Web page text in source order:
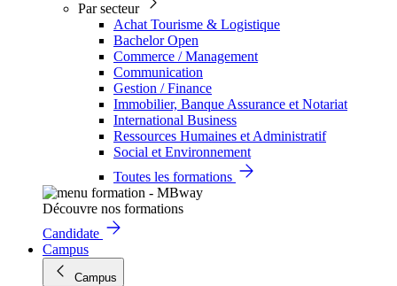
Par secteur
Achat Tourisme & Logistique
Bachelor Open
Commerce / Management
Communication
Gestion / Finance
Immobilier, Banque Assurance et Notariat
International Business
Ressources Humaines et Administratif
Social et Environnement
Toutes les formations
Découvre nos formations
Candidate
Campus
Campus